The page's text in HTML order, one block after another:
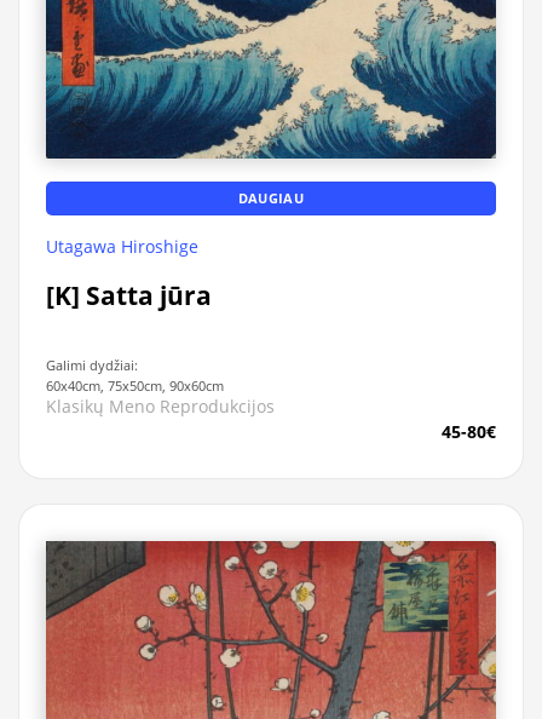
DAUGIAU
Utagawa Hiroshige
[K] Satta jūra
Galimi dydžiai:
60x40cm, 75x50cm, 90x60cm
Klasikų Meno Reprodukcijos
45-80€